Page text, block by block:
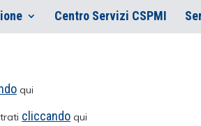
Centro Servizi CSPMI
qui
cliccando qui